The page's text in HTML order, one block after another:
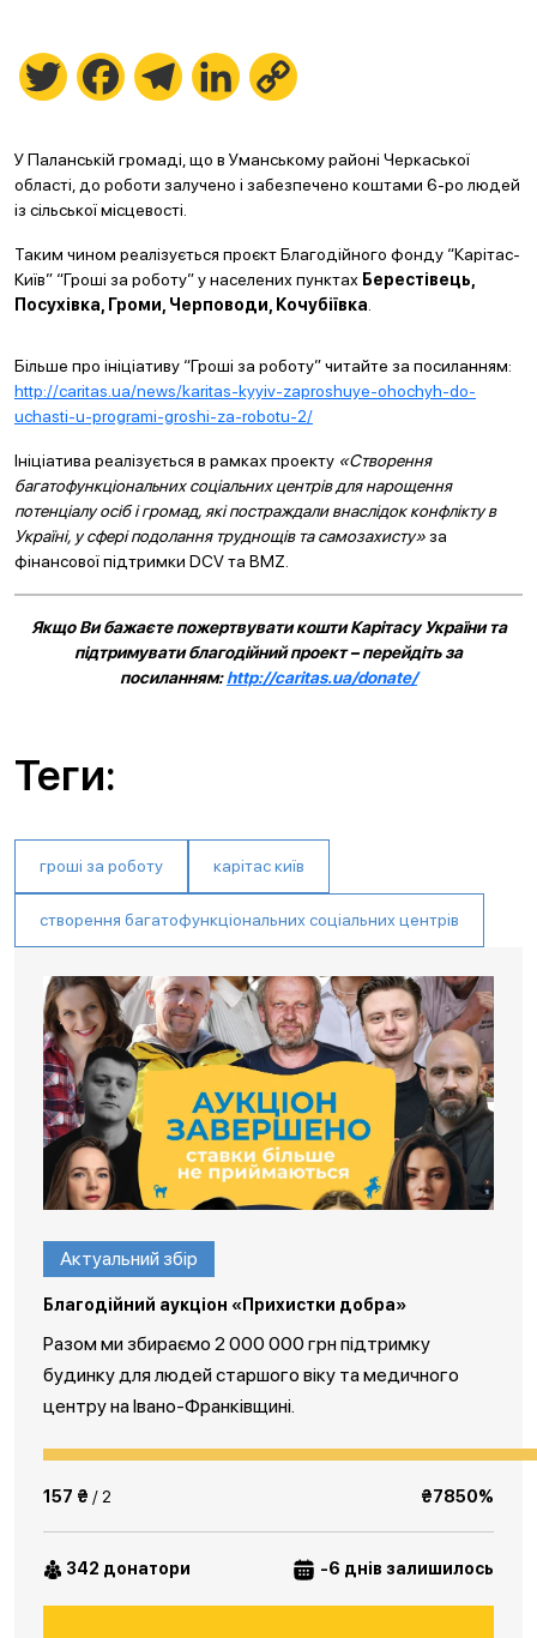
Twitter FacebookTelegramLinkedIn
У Паланській громаді, що в Уманському районі Черкаської
області, до роботи залучено і забезпечено коштами 6-ро людей
із сільської місцевості.
Таким чином реалізується проєкт Благодійного фонду “Карітас-
Київ” “Гроші за роботу” у населених пунктах Берестівець,
Посухівка, Громи, Черповоди, Кочубіївка
Більше про ініціативу “Гроші за роботу” читайте за посиланням:
http://caritas.ua/news/karitas-kyyiv-zaproshuye-ohochyh-do-
uchasti-u-programi-groshi-za-robotu-2/
Ініціатива реалізується в рамках проекту «Створення
багатофункціональних соціальних центрів для нарощення
потенціалу осіб і громад, які постраждали внаслідок конфлікту в
Україні, у сфері подолання труднощів та самозахисту»за
фінансової підтримки DCV та BMZ.
Якщо Ви бажаєте пожертвувати кошти Карітасу України та
підтримувати благодійний проект – перейдіть за
посиланням:http://caritas.ua/donate/
Теги:
гроші за роботу карітас київ
створення багатофункціональних соціальних центрів
Актуальний збір
Благодійний аукціон «Прихистки добра»
Разом ми збираємо 2 000 000 грн підтримку
будинку для людей старшого віку та медичного
центру на Івано-Франківщині.
157 ₴ / 2 ₴7850%
342 донатори -6 днів залишилось